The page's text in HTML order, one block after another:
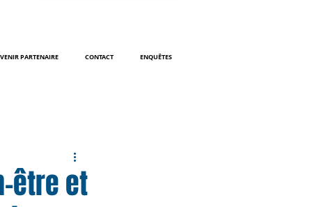
PARTENAIRE CONTACT ENQUÊTES
être et